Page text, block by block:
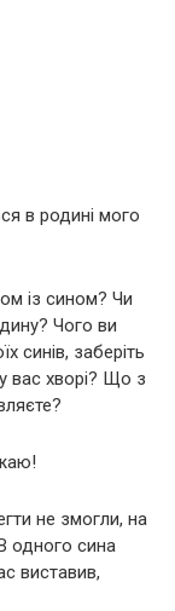
в родині мого
із сином? Чи
Чого ви
синів, заберіть
у вас хворі? Що з
не змогли, на
одного сина
виставив,